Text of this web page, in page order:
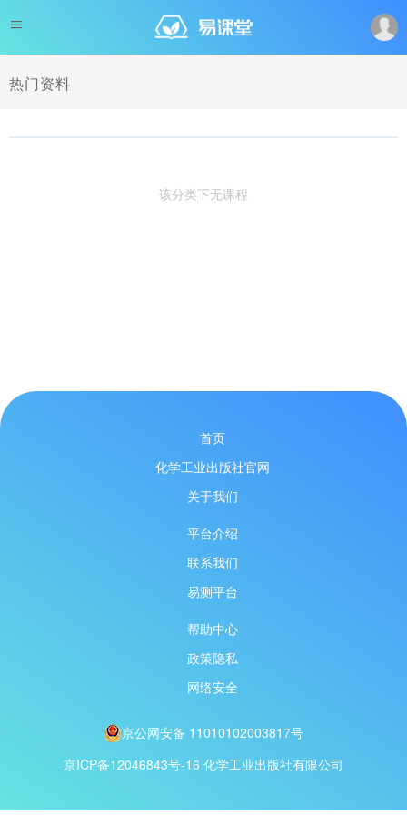
热门资料
该分类下无课程
首页
化学工业出版社官网
关于我们
平台介绍
联系我们
易测平台
帮助中心
政策隐私
网络安全
京公网安备 11010102003817号
京ICP备12046843号-16 化学工业出版社有限公司